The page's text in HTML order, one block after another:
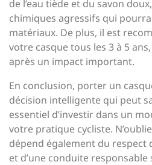
de l’eau tiède et du savon
chimiques agressifs qui
matériaux. De plus, il est
votre casque tous les 3 à 5
après un impact important.
En conclusion, porter un
décision intelligente qui peut
essentiel d’investir dans un
votre pratique cycliste.
dépend également du respect
et d’une conduite